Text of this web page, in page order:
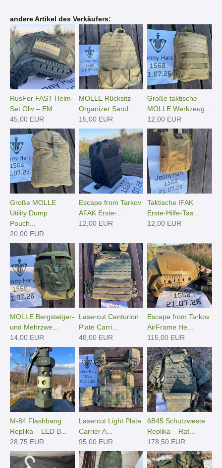
andere Artikel des Verkäufers:
RusFor FAST Helm-
Set Oliv – EM...
45,00 EUR
MOLLE Rücksitz-
Organizer Sand ...
15,00 EUR
Große taktische
MOLLE Werkzeug...
12,00 EUR
Große MOLLE
Utility Dump
Pouch...
20,00 EUR
Escape from Tarkov
AFAK Erste-...
12,00 EUR
Taktische IFAK
Erste-Hilfe-Tas...
12,00 EUR
MOLLE Bergsteiger-
und Mehrzwe...
14,00 EUR
Lasercut Centurion
Plate Carri...
48,00 EUR
Escape from Tarkov
AirFrame He...
115,00 EUR
M-84 Flashbang
Replika – LED B...
28,75 EUR
Lasercut Light Plate
Carrier A...
95,00 EUR
6B45 Schutzweste
Replika – Rat...
178,50 EUR